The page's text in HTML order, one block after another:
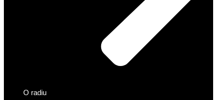
O radiu